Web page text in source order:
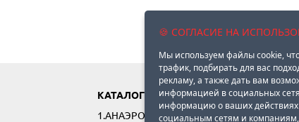
КАТАЛОГ
1.АНАЭРОБНЫЕ ПРОДУКТЫ
🍪 СОГЛАСИЕ НА
Мы используем файлы cookie,
трафик, подбирать для вас
рекламу, а также дать вам
информацией в социальных
информацию о ваших
социальным сетям и